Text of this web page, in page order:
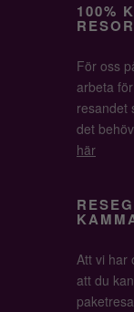
100%
RESOR
För oss
arbeta
resandet
det
här
Att vi har
att du